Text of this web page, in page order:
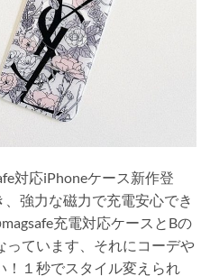
対応iPhoneケース新作登
強力な磁力で充電安心でき
充電対応ケースとBの
っています、それにコーデや
！１秒でスタイル変えられ